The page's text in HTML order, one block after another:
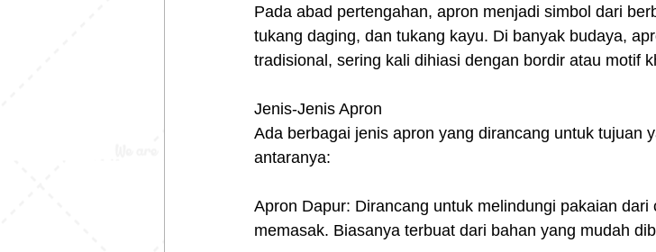
Pada abad pertengahan, apron menjadi simbol dari
tukang daging, dan tukang kayu. Di banyak budaya,
tradisional, sering kali dihiasi dengan bordir atau motif
Jenis-Jenis Apron
Ada berbagai jenis apron yang dirancang untuk tujuan
antaranya:
Apron Dapur: Dirancang untuk melindungi pakaian
memasak. Biasanya terbuat dari bahan yang mudah